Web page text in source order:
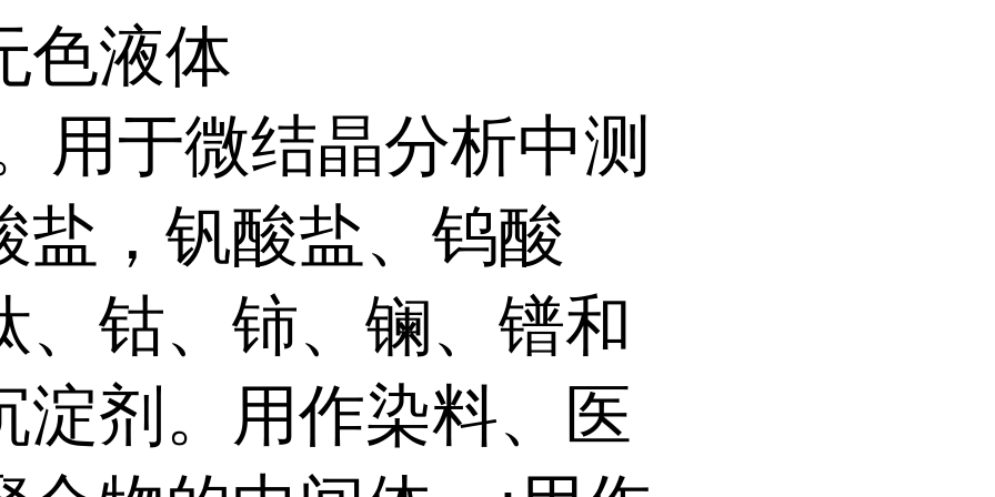
色液体
用于微结晶分析中测
盐，钒酸盐、钨酸
、钴、铈、镧、镨和
淀剂。用作染料、医